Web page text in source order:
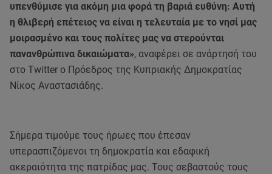
υπενθύμισε για ακόμη μια φορά τη βαριά ευθύνη: Αυτή
η θλιβερή επέτειος να είναι η τελευταία με το νησί μας
μοιρασμένο και τους πολίτες μας να στερούνται
πανανθρώπινα δικαιώματα», αναφέρει σε ανάρτησή του
στο Twitter ο Πρόεδρος της Κυπριακής Δημοκρατίας
Νίκος Αναστασιάδης.
Σήμερα τιμούμε τους ήρωες που έπεσαν
υπερασπιζόμενοι τη δημοκρατία και εδαφική
ακεραιότητα της πατρίδας μας. Τους σεβαστούς τους